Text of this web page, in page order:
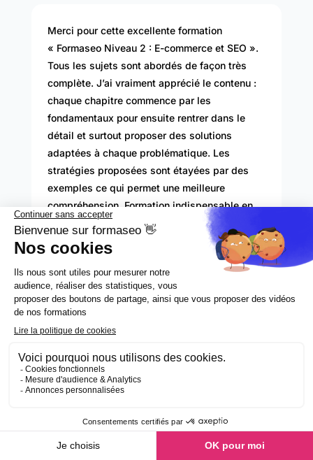
Merci pour cette excellente formation
« Formaseo Niveau 2 : E-commerce et SEO ».
Tous les sujets sont abordés de façon très
complète. J’ai vraiment apprécié le contenu :
chaque chapitre commence par les
fondamentaux pour ensuite rentrer dans le
détail et surtout proposer des solutions
adaptées à chaque problématique. Les
stratégies proposées sont étayées par des
exemples ce qui permet une meilleure
compréhension. Formation indispensable en
SEO. Merci 🙂
Sophie Pautrot
Excellente formation ! ça permet de mieux
comprendre des comportements que je
pouvais observer. Maintenant je sais à quoi ils
concrètement les critères important à prendre
en compte en fonction des positions est